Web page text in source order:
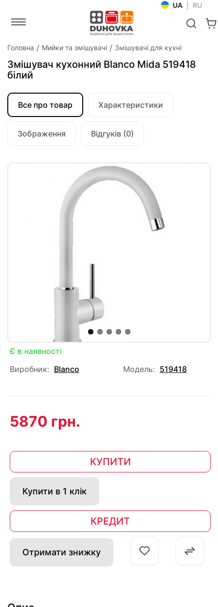
UA RU
Головна Мийки та змішувачі Змішувачі для кухні
Змішувач кухонний Blanco Mida 519418
білий
Все про товар Характеристики
Зображення Відгуків (0)
Є в наявності
Виробник: Blanco Модель: 519418
5870 грн.
КУПИТИ
Купити в 1 клік
КРЕДИТ
Отримати знижку